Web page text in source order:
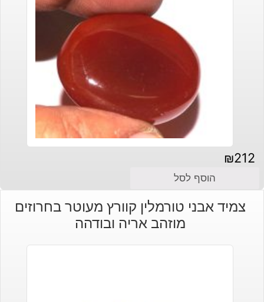
₪212
הוסף לסל
צמיד אבני טורמלין קוורץ מעוטר בחרוזים
מוזהב אריה ובודהה